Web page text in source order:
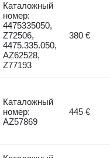
Каталожный
номер:
4475335050,
Z72506,
4475.335.050,
AZ62528,
Z77193
380 €
Каталожный
номер:
AZ57869
445 €